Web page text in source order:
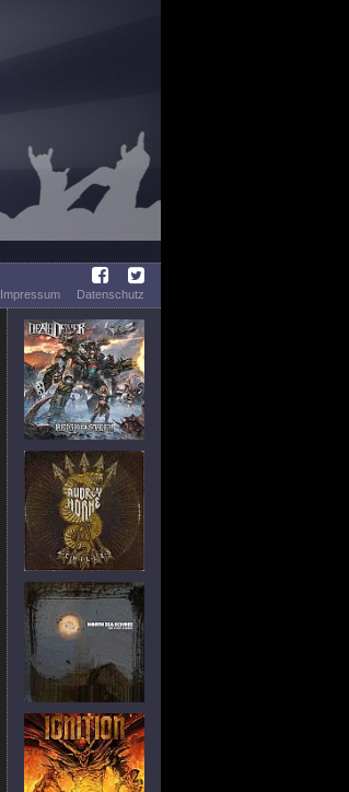
Impressum
Datenschutz